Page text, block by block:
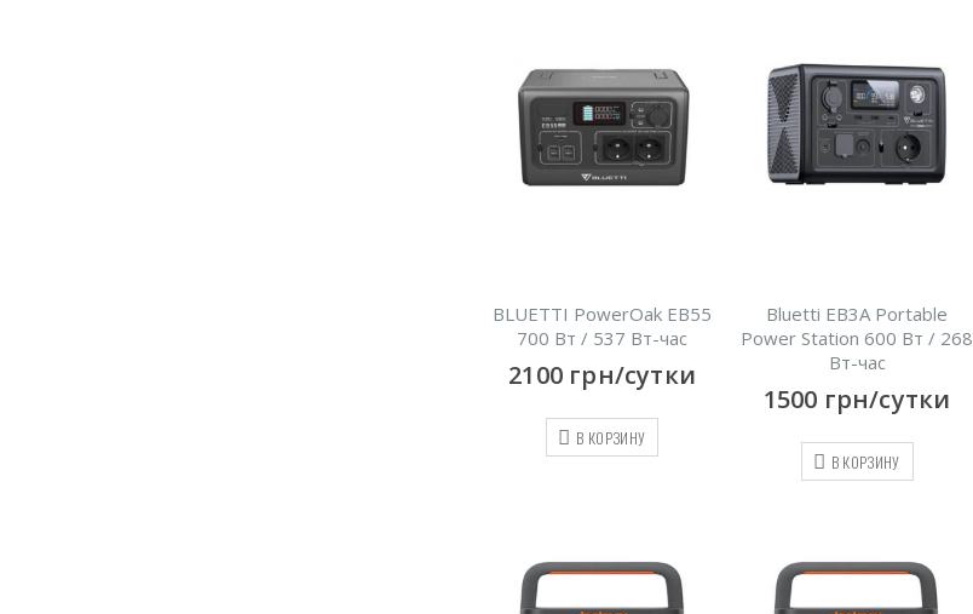
BLUETTI PowerOak EB55
700 Вт / 537 Вт-час
2100 грн/сутки
В КОРЗИНУ
Bluetti EB3A Portable
Power Station 600 Вт / 268
Вт-час
1500 грн/сутки
В КОРЗИНУ